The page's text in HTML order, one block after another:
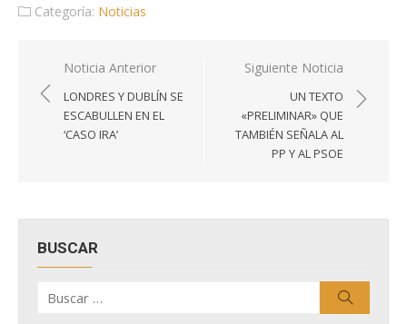
Categoría: Noticias
Navegación
de
entradas
Noticia Anterior
LONDRES Y DUBLÍN SE
ESCABULLEN EN EL
‘CASO IRA’
Siguiente Noticia
UN TEXTO
«PRELIMINAR» QUE
TAMBIÉN SEÑALA AL
PP Y AL PSOE
BUSCAR
por: